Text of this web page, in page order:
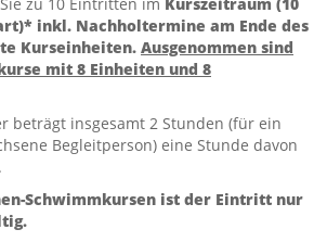
inkl. Nachholtermine am Ende des
Kurseinheiten. Ausgenommen sind
mit 8 Einheiten und 8
beträgt insgesamt 2 Stunden (für ein
Begleitperson) eine Stunde davon
Schwimmkursen ist der Eintritt nur